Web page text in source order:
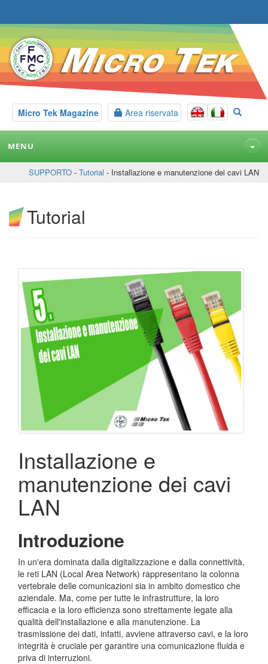
Micro Tek Magazine Area riservata
MENU
SUPPORTO - Tutorial - Installazione e manutenzione dei cavi LAN
Tutorial
Installazione e
manutenzione dei cavi
LAN
Introduzione
In un'era dominata dalla digitalizzazione e dalla connettività,
le reti LAN (Local Area Network) rappresentano la colonna
vertebrale delle comunicazioni sia in ambito domestico che
aziendale. Ma, come per tutte le infrastrutture, la loro
efficacia e la loro efficienza sono strettamente legate alla
qualità dell'installazione e alla manutenzione. La
trasmissione dei dati, infatti, avviene attraverso cavi, e la loro
integrità è cruciale per garantire una comunicazione fluida e
priva di interruzioni.